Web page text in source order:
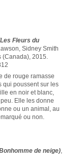
Fleurs du
Sidney Smith
(Canada), 2015.
de rouge ramasse
qui poussent sur les
en noir et blanc,
Elle les donne
ou un animal, au
ou non.
de neige),